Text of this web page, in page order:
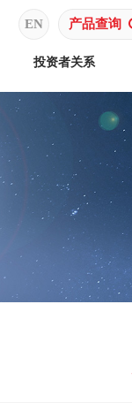
投资者关系
EN 产品查询